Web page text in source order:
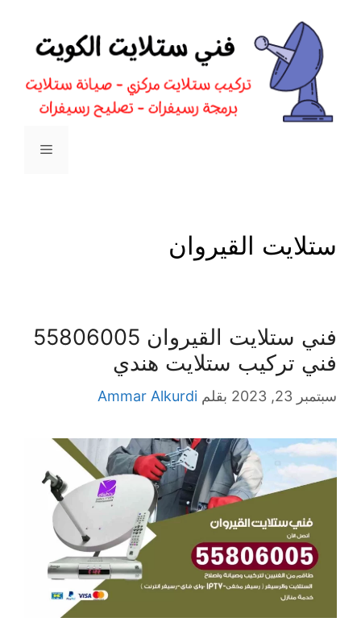
المحتوى
القائمة
ستلايت القيروان
فني ستلايت القيروان 55806005
فني تركيب ستلايت هندي
سبتمبر 23, 2023 بقلم Ammar Alkurdi